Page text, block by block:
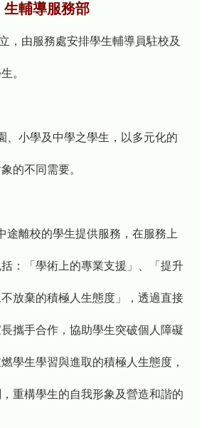
生輔導服務部
，由服務處安排學生輔導員駐校及
。
、小學及中學之學生，以多元化的
的不同需要。
途離校的學生提供服務，在服務上
：「學術上的專業支援」、「提升
放棄的積極人生態度」，透過直接
攜手合作，協助學生突破個人障礙
學生學習與進取的積極人生態度，
重構學生的自我形象及營造和諧的